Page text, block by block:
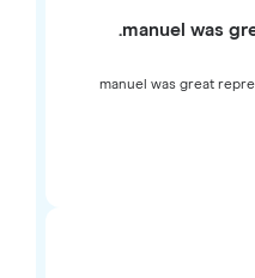
manuel
manuel was